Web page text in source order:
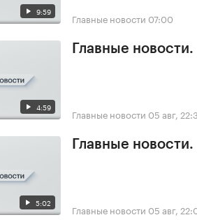
9:59 Главные новости 07:00
4:59
Главные
Главные новости 05 авг,
5:02
Главные
Главные новости 05 авг,